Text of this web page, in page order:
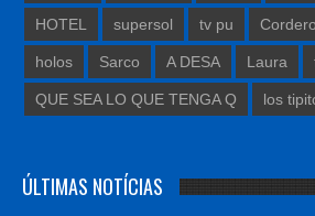
HOTEL supersol tv pu Cordero
holos Sarco A DESA Laura
QUE SEA LO QUE TENGA Q los
ÚLTIMAS NOTÍCIAS